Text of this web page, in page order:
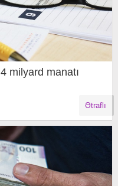
milyard manatı
Ətraflı